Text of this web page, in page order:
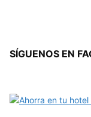
SÍGUENOS EN